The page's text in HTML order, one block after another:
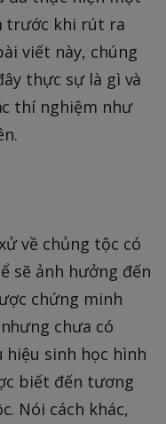
trước khi rút ra
viết này, chúng
thực sự là gì và
thí nghiệm như
về chủng tộc có
sẽ ảnh hưởng đến
chứng minh
chưa có
hiệu sinh học hình
biết đến tương
Nói cách khác,